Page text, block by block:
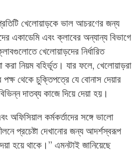
প্রতিটি খেলোয়াড়কে ভাল আচরণের জন্য
একাডেমি এবং ক্লাবের অন্যান্য বিভাগে
খেলোয়াড়দের নির্ধারিত
করা নিয়ম বহির্ভূত। যার ফলে, খেলোয়াড়রা
থেকে চুক্তিপত্রে যে বোনাস দেয়ার
দাতব্য কাজে দিয়ে দেয়া হয়।
অফিসিয়াল কর্মকর্তাদের সঙ্গে ভালো
প্রচেষ্টা দেখানোর জন্য আদর্শস্বরূপ
হয়ে থাকে।” এমনটাই জানিয়েছে